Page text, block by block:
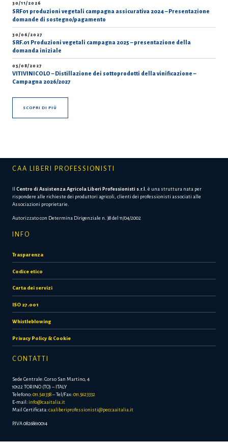
30/11/2026
SRF01 produzioni vegetali campagna assicurativa 2024 – Presentazione
domande di sostegno/pagamento
30/06/2027
SRF.01 Produzioni vegetali campagna 2025 – presentazione della
domanda iniziale
05/08/2027
VITIVINICOLO – Distillazione dei sottoprodotti della vinificazione –
Campagna 2026/2027
SCOPRI DI PIÙ
CAA LIBERI PROFESSIONISTI
Il Centro di Assistenza Agricola Liberi Professionisti s.r.l. è una struttura nata per
rispondere alle richieste dei produttori agricoli, clienti dei professionisti associati alle
Associazioni proprietarie.
Autorizzato con Determina Dirigenziale n. 38 del 11/04/2002
INFO
Trasparenza
Codice etico
Carta dei servizi
ISO 27.001
Whistleblowing
Privacy Policy & Cookie
CONTATTI
Sede Centrale: Corso San Martino, 4
10122 TORINO (TO) – ITALY
Telefono:011.541338– Tel/Fax:011.5623332
E-mail: info@caaitalia.it
Mail Certificata:caaliberiprofessionisti@peccaaitalia.it
P.IVA 08268610014